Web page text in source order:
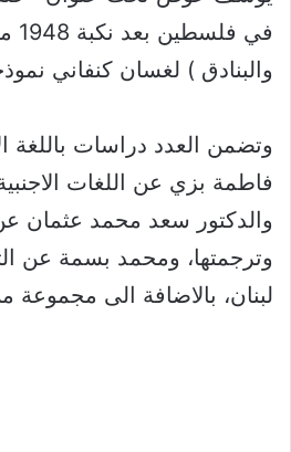
والبنادق ) لغسان كنفاني
وتضمن العدد دراسات باللغة
فاطمة بزي عن اللغات
والدكتور سعد محمد عثمان عن
وترجمتها، ومحمد بسمة عن
لبنان، بالاضافة الى مجموعة